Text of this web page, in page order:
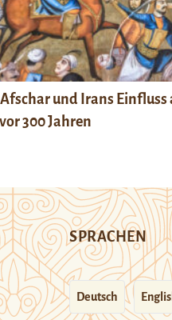
und Irans Einfluss
300 Jahren
SPRACHEN
Deutsch